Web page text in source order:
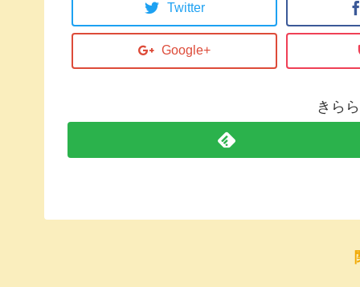
Twitter
Google+
きら